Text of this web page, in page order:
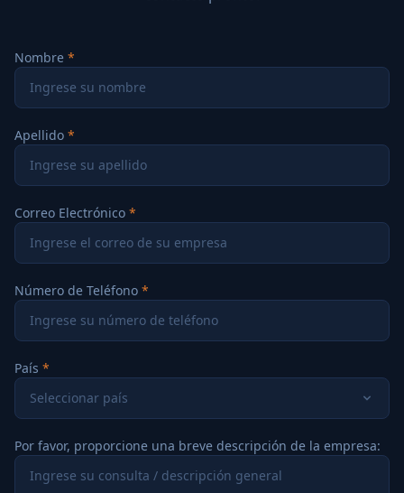
Nombre
Apellido
Correo Electrónico
Número de Teléfono
País
Seleccionar país
Por favor, proporcione una breve descripción de la empresa: